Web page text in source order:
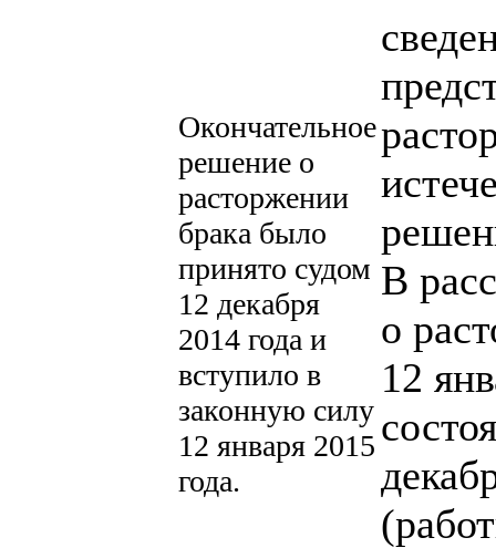
Окончательное
решение о
расторжении
брака было
принято судом
12 декабря
2014 года и
вступило в
законную силу
12 января 2015
года.
В
о
12